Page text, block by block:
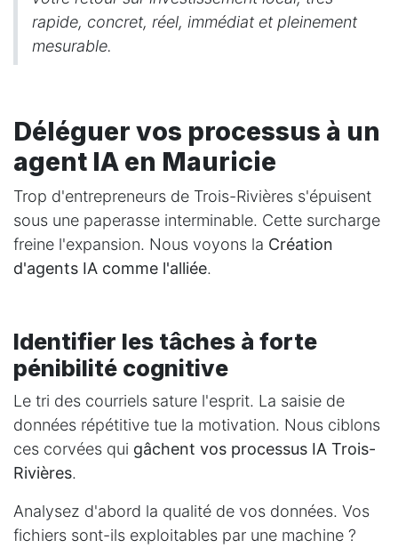
rapide, concret, réel, immédiat et pleinement
mesurable.
Déléguer vos processus à un
agent IA en Mauricie
Trop d'entrepreneurs de Trois-Rivières s'épuisent
sous une paperasse interminable. Cette surcharge
freine l'expansion. Nous voyons la Création
d'agents IA comme l'alliée.
Identifier les tâches à forte
pénibilité cognitive
Le tri des courriels sature l'esprit. La saisie de
données répétitive tue la motivation. Nous ciblons
ces corvées qui gâchent vos processus IA Trois-
Rivières.
Analysez d'abord la qualité de vos données. Vos
fichiers sont-ils exploitables par une machine ?